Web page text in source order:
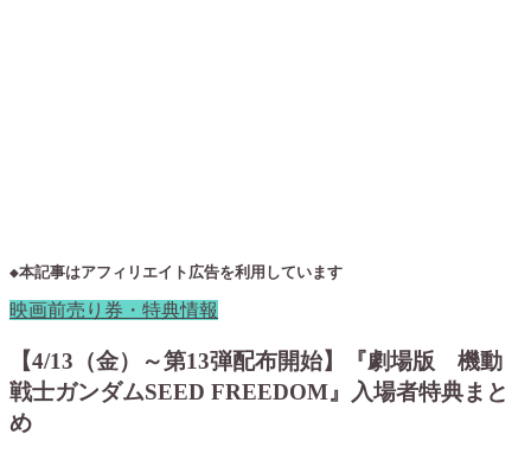
◆本記事はアフィリエイト広告を利用しています
映画前売り券・特典情報
【4/13（金）～第13弾配布開始】『劇場版 機動
戦士ガンダムSEED FREEDOM』入場者特典まと
め